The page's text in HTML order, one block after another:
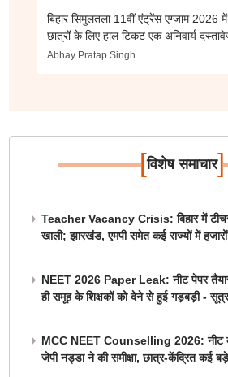
बिहार सिमुलतला 11वीं एंट्रेंस एग्जाम 2026
छात्रों के लिए हाल टिकट एक अनिवार्य
Abhay Pratap Singh
[विशेष समाचार]
Teacher Vacancy Crisis: बिहार में
खाली; झारखंड, एमपी समेत कई राज्यों में
NEET 2026 Paper Leak: नीट पेपर
ही समूह के शिक्षकों को देने से हुई गड़बड़ी - सूत्र
MCC NEET Counselling 2026: नीट
जेपी नड्डा ने की समीक्षा, छात्र-केंद्रित कई